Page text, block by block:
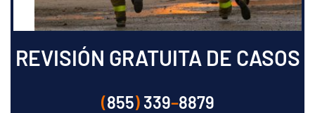
REVISIÓN GRATUITA DE CASOS
(855)339–8879